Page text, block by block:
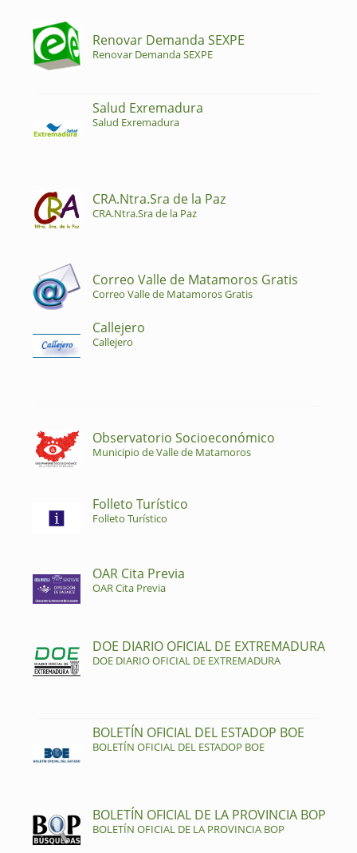
Renovar Demanda SEXPE
Renovar Demanda SEXPE
Salud Exremadura
Salud Exremadura
CRA.Ntra.Sra de la Paz
CRA.Ntra.Sra de la Paz
Correo Valle de Matamoros Gratis
Correo Valle de Matamoros Gratis
Callejero
Callejero
Observatorio Socioeconómico
Municipio de Valle de Matamoros
Folleto Turístico
Folleto Turístico
OAR Cita Previa
OAR Cita Previa
DOE DIARIO OFICIAL DE EXTREMADURA
DOE DIARIO OFICIAL DE EXTREMADURA
BOLETÍN OFICIAL DEL ESTADOP BOE
BOLETÍN OFICIAL DEL ESTADOP BOE
BOLETÍN OFICIAL DE LA PROVINCIA BOP
BOLETÍN OFICIAL DE LA PROVINCIA BOP